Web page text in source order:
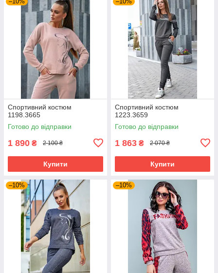
Спортивний костюм
1198.3665
Готово до відправки
1 890 ₴ 2 100 ₴
Купити
Спортивний костюм
1223.3659
Готово до відправки
1 863 ₴ 2 070 ₴
Купити
–10% –10%